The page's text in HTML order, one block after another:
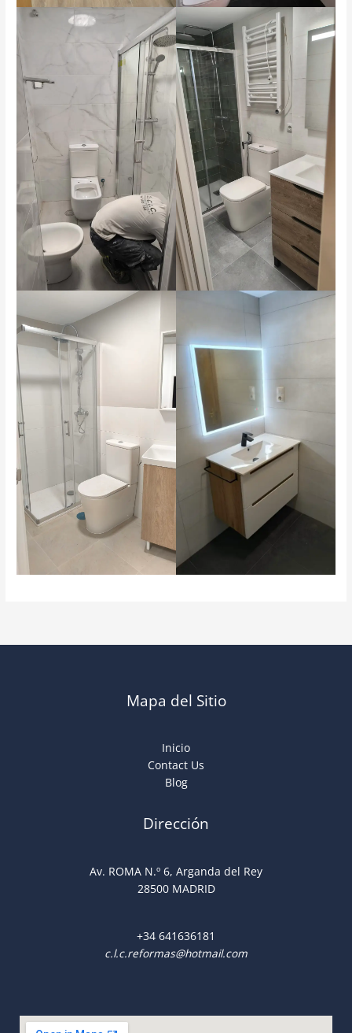
Mapa del Sitio
Inicio
Contact Us
Blog
Dirección
Av. ROMA N.º 6, Arganda del Rey
28500 MADRID
+34 641636181
c.l.c.reformas@hotmail.com